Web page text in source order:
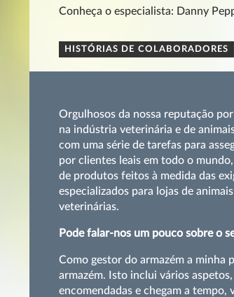
Conheça o especialista: Danny
HISTÓRIAS DE COLABORADORES
Orgulhosos da nossa reputação
na indústria veterinária e de
com uma série de tarefas para
por clientes leais em todo o
de produtos feitos à medida das
especializados para lojas de
veterinárias.
Pode falar-nos um pouco sobre o
Como gestor do armazém a minha
armazém. Isto inclui vários
encomendadas e chegam a